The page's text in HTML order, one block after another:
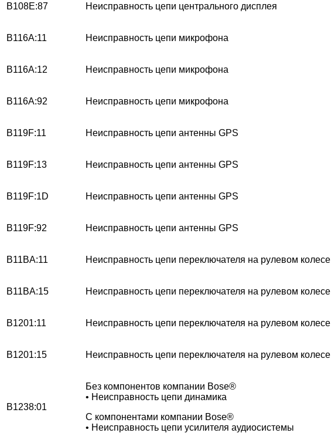
B108E:87 Неисправность цепи центрального дисплея
B116A:11 Неисправность цепи микрофона
B116A:12 Неисправность цепи микрофона
B116A:92 Неисправность цепи микрофона
B119F:11 Неисправность цепи антенны GPS
B119F:13 Неисправность цепи антенны GPS
B119F:1D Неисправность цепи антенны GPS
B119F:92 Неисправность цепи антенны GPS
B11BA:11 Неисправность цепи переключателя на рулевом колесе
B11BA:15 Неисправность цепи переключателя на рулевом колесе
B1201:11 Неисправность цепи переключателя на рулевом колесе
B1201:15 Неисправность цепи переключателя на рулевом колесе
B1238:01
Без компонентов компании Bose®
• Неисправность цепи динамика
С компонентами компании Bose®
• Неисправность цепи усилителя аудиосистемы